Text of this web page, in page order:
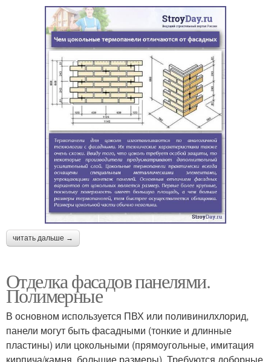
читать дальше →
Отделка фасадов панелями.
Полимерные
В основном используется ПВХ или поливинилхлорид,
панели могут быть фасадными (тонкие и длинные
пластины) или цокольными (прямоугольные, имитация
кирпича/камня, большие размеры). Требуются доборные